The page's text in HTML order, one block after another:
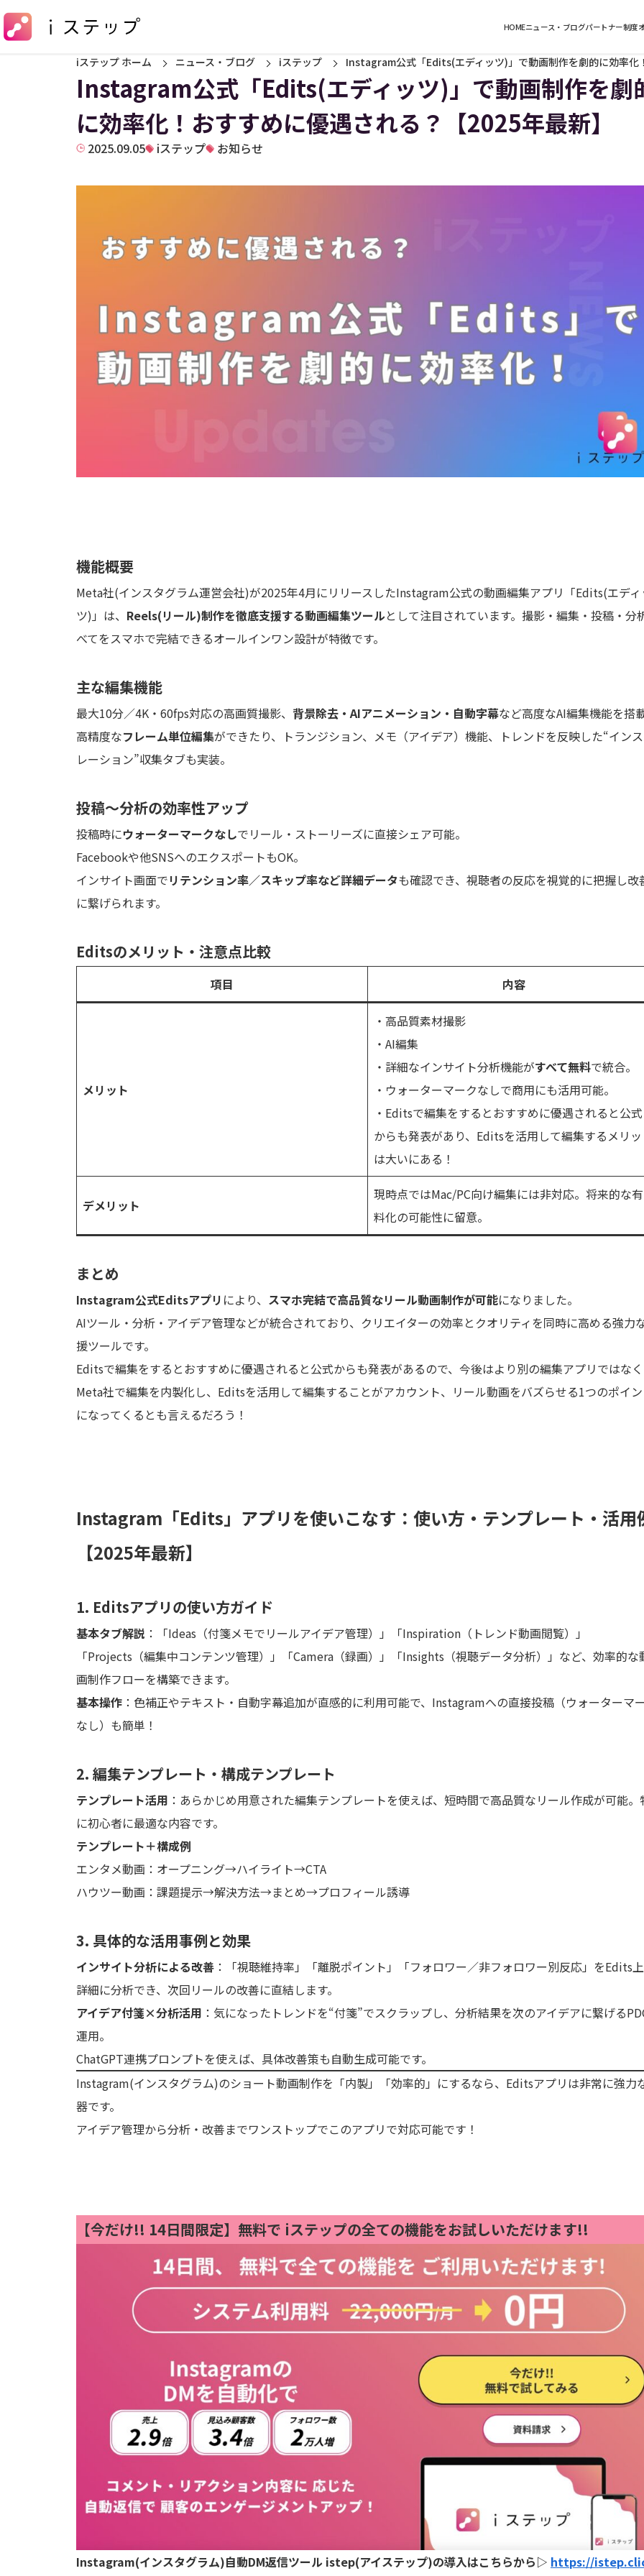
HOMEニュース・ブログパートナー制度
iステップ ホーム ニュース・ブログ iステップ Instagram公式「Edits(エディッツ)」で動画制作を劇的に効率化
Instagram公式「Edits(エディッツ)」で動画制作を劇
に効率化！おすすめに優遇される？【2025年最新】
2025.09.05 iステップ お知らせ
機能概要
Meta社(インスタグラム運営会社)が2025年4月にリリースしたInstagram公式の動画編集アプリ「Edits(エデ
ツ)」は、 Reels(リール)制作を徹底支援する動画編集ツールとして注目されています。撮影・編集・投稿・分
べてをスマホで完結できるオールインワン設計が特徴です。
主な編集機能
最大10分／4K・60fps対応の高画質撮影、 背景除去・AIアニメーション・自動字幕など高度なAI編集機能を搭
高精度なフレーム単位編集ができたり、トランジション、メモ（アイデア）機能、トレンドを反映した“イン
レーション”収集タブも実装。
投稿〜分析の効率性アップ
投稿時にウォーターマークなしでリール・ストーリーズに直接シェア可能。
Facebookや他SNSへのエクスポートもOK。
インサイト画面でリテンション率／スキップ率など詳細データも確認でき、視聴者の反応を視覚的に把握し改
に繋げられます。
Editsのメリット・注意点比較
項目 内容
メリット
・高品質素材撮影
・AI編集
・詳細なインサイト分析機能がすべて無料で統合。
・ウォーターマークなしで商用にも活用可能。
・Editsで編集をするとおすすめに優遇されると公式
からも発表があり、Editsを活用して編集するメリ
は大いにある！
デメリット
現時点ではMac/PC向け編集には非対応。将来的な有
料化の可能性に留意。
まとめ
Instagram公式Editsアプリ により、 スマホ完結で高品質なリール動画制作が可能になりました。
AIツール・分析・アイデア管理などが統合されており、クリエイターの効率とクオリティを同時に高める強力
援ツールです。
Editsで編集をするとおすすめに優遇されると公式からも発表があるので、今後はより別の編集アプリではなく
Meta社で編集を内製化し、Editsを活用して編集することがアカウント、リール動画をバズらせる1つのポイ
になってくるとも言えるだろう！
Instagram「Edits」アプリを使いこなす：使い方・テンプレート・活用
【2025年最新】
1. Editsアプリの使い方ガイド
基本タブ解説 ：「Ideas（付箋メモでリールアイデア管理）」「Inspiration（トレンド動画閲覧）」
「Projects（編集中コンテンツ管理）」「Camera（録画）」「Insights（視聴データ分析）」など、効率的な
画制作フローを構築できます。
基本操作 ：色補正やテキスト・自動字幕追加が直感的に利用可能で、Instagramへの直接投稿（ウォーターマ
なし）も簡単！
2. 編集テンプレート・構成テンプレート
テンプレート活用 ：あらかじめ用意された編集テンプレートを使えば、短時間で高品質なリール作成が可能。
に初心者に最適な内容です。
テンプレート＋構成例
エンタメ動画：オープニング→ハイライト→CTA
ハウツー動画：課題提示→解決方法→まとめ→プロフィール誘導
3. 具体的な活用事例と効果
インサイト分析による改善 ：「視聴維持率」「離脱ポイント」「フォロワー／非フォロワー別反応」をEdits
詳細に分析でき、次回リールの改善に直結します。
アイデア付箋×分析活用 ：気になったトレンドを“付箋”でスクラップし、分析結果を次のアイデアに繋げる
運用。
ChatGPT連携プロンプトを使えば、具体改善策も自動生成可能です。
Instagram(インスタグラム)のショート動画制作を「内製」「効率的」にするなら、Editsアプリは非常に強力
器です。
アイデア管理から分析・改善までワンストップでこのアプリで対応可能です！
【今だけ!! 14日間限定】無料で iステップの全ての機能をお試しいただけます!!
Instagram(インスタグラム)自動DM返信ツール istep(アイステップ)の導入はこちらから▷ https://